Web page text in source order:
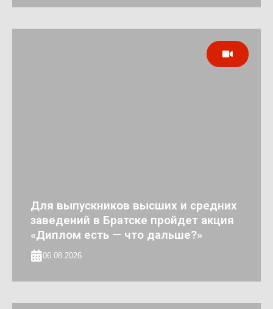
Для выпускников высших и средних
заведений в Братске пройдет акция
«Диплом есть — что дальше?»
06.08.2026